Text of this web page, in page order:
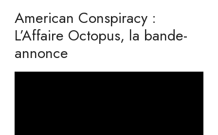
American Conspiracy :
L’Affaire Octopus, la bande-
annonce